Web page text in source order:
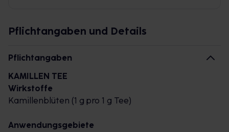
Pflichtangaben und Details
Pflichtangaben
KAMILLEN TEE
Wirkstoffe
Kamillenblüten (1 g pro 1 g Tee)
Anwendungsgebiete